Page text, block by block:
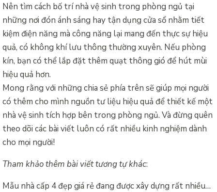
Nên tìm cách bố trí nhà vệ sinh trong phòng ngủ tại
những nơi đón ánh sáng hay tận dụng cửa sổ nhằm tiết
kiệm điện năng mà công năng lại mang đến thực sự hiệu
quả, có không khí lưu thông thường xuyên. Nếu phòng
kín, bạn có thể lắp đặt thêm quạt thông gió để hút mùi
hiệu quả hơn.
Mong rằng với những chia sẻ phía trên sẽ giúp mọi người
có thêm cho mình nguồn tư liệu hiệu quả để thiết kế một
nhà vệ sinh tích hợp bên trong phòng ngủ. Và đừng quên
theo dõi các bài viết luôn có rất nhiều kinh nghiệm dành
cho mọi người!
Tham khảo thêm bài viết tương tự khác:
Mẫu nhà cấp 4 đẹp giá rẻ đang được xây dựng rất nhiều…